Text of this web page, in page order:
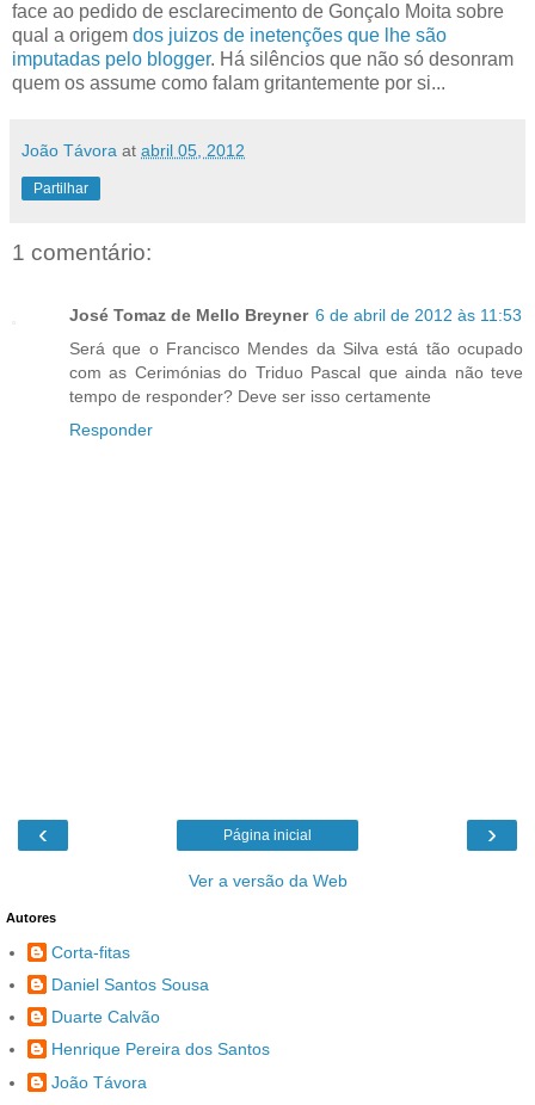
face ao pedido de esclarecimento de Gonçalo Moita sobre
qual a origem dos juizos de inetenções que lhe são
imputadas pelo blogger. Há silêncios que não só desonram
quem os assume como falam gritantemente por si...
João Távora at abril 05, 2012
Partilhar
1 comentário:
José Tomaz de Mello Breyner 6 de abril de 2012 às 11:53
Será que o Francisco Mendes da Silva está tão ocupado
com as Cerimónias do Triduo Pascal que ainda não teve
tempo de responder? Deve ser isso certamente
Responder
‹ ›
Página inicial
Ver a versão da Web
Autores
Corta-fitas
Daniel Santos Sousa
Duarte Calvão
Henrique Pereira dos Santos
João Távora